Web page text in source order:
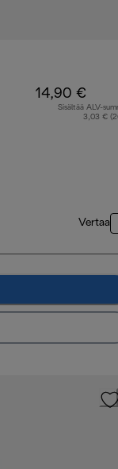
14,90 €
Sisältää ALV-
3,03 €
Vertaa